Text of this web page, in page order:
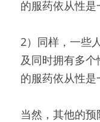
的服药依从性
2）同样，一些
及同时拥有多
的服药依从性是
当然，其他的